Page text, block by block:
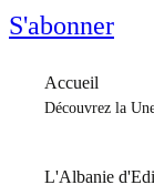
S'abonner
Accueil
Découvrez la
L'Albanie